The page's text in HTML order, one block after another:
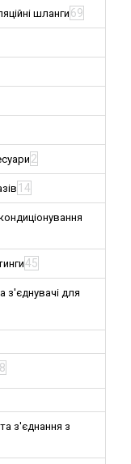
шланги69
2
14
45
з'єднувачі для
з'єднання з